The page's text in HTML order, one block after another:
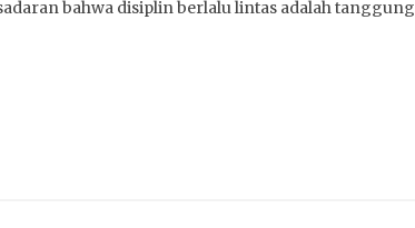
bahwa disiplin berlalu lintas adalah